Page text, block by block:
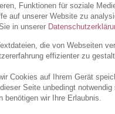
Funktionen für soziale
auf unserer Website zu
in unserer
die von Webseiten
effizienter zu
Cookies auf Ihrem Gerät
Seite unbedingt notwendig
benötigen wir Ihre Erlaubnis.